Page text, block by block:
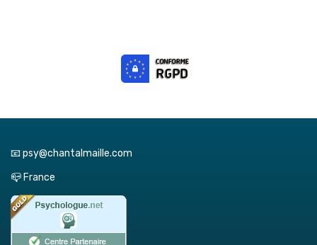
📧 psy@chantalmaille.com
📪 France